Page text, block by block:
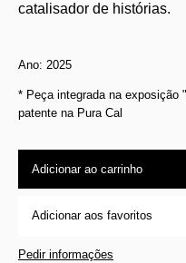
catalisador de histórias.
Ano: 2025
* Peça integrada na exposição
patente na Pura Cal
Adicionar ao carrinho
Adicionar aos favoritos
Pedir informações